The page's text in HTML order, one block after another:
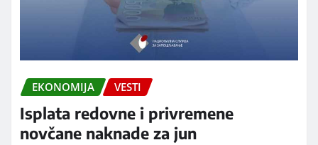
EKONOMIJA VESTI
Isplata redovne i privremene
novčane naknade za jun